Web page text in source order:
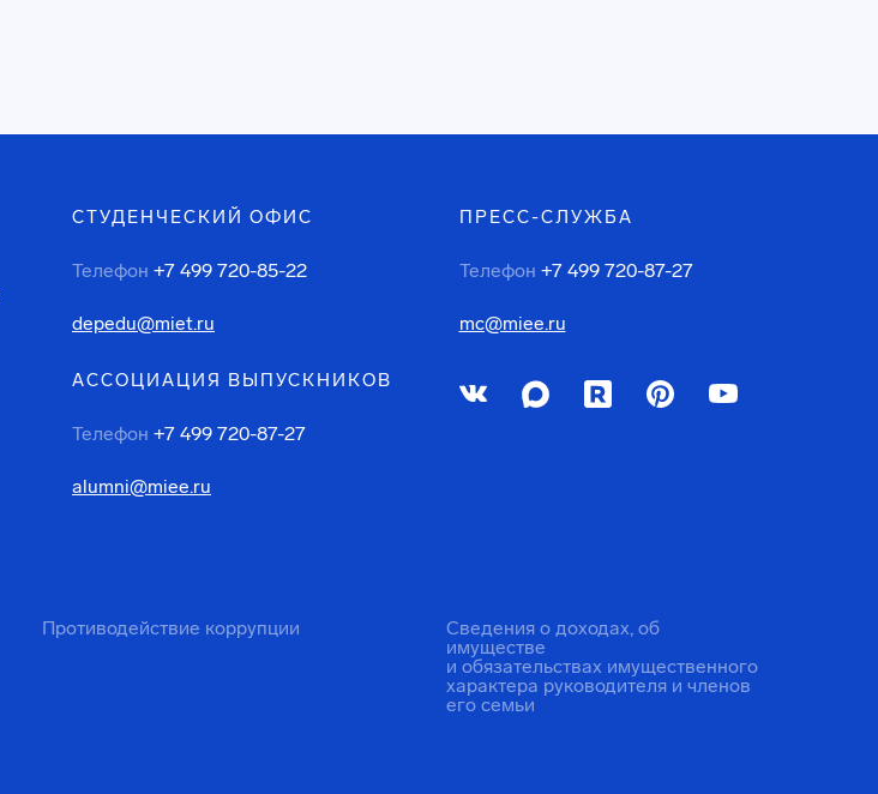
СТУДЕНЧЕСКИЙ ОФИС
Телефон +7 499 720-85-22
depedu@miet.ru
АССОЦИАЦИЯ ВЫПУСКНИКОВ
Телефон +7 499 720-87-27
alumni@miee.ru
ПРЕСС-СЛУЖБА
Телефон +7 499 720-87-27
mc@miee.ru
Противодействие коррупции
Сведения о доходах, об
имуществе
и обязательствах имущественного
характера руководителя и членов
его семьи